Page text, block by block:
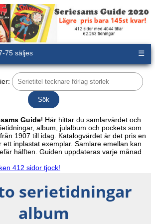
75 säljes ☰
Guide! Här hittar du samlarvärdet och
album, julalbum och pockets som
1907 till idag. Katalogvärdet är det pris en
ett inplastat exemplar. Samlare emellan kan
hälften. Guiden uppdateras varje månad
412 sidor tjock!
serietidningar
album